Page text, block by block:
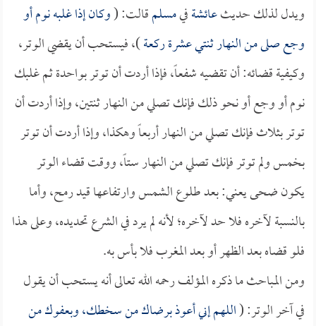
ويدل لذلك حديثعائشةفيمسلمقالت: (وكان إذا غلبه نوم أو
وجع صلى من النهار ثنتي عشرة ركعة)، فيستحب أن يقضي الوتر،
وكيفية قضائه: أن تقضيه شفعاً، فإذا أردت أن توتر بواحدة ثم غلبك
نوم أو وجع أو نحو ذلك فإنك تصلي من النهار ثنتين، وإذا أردت أن
توتر بثلاث فإنك تصلي من النهار أربعاً وهكذا، وإذا أردت أن توتر
بخمس ولم توتر فإنك تصلي من النهار ستاً، ووقت قضاء الوتر
يكون ضحى يعني: بعد طلوع الشمس وارتفاعها قيد رمح، وأما
بالنسبة لآخره فلا حد لآخره؛ لأنه لم يرد في الشرع تحديده، وعلى هذا
فلو قضاه بعد الظهر أو بعد المغرب فلا بأس به.
ومن المباحث ما ذكره المؤلف رحمه الله تعالى أنه يستحب أن يقول
في آخر الوتر: (اللهم إني أعوذ برضاك من سخطك، وبعفوك من